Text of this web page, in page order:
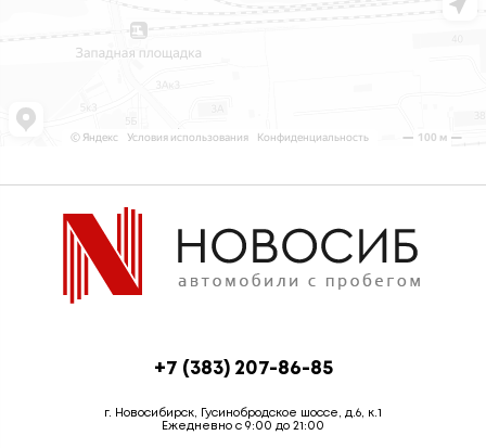
+7 (383) 207-86-85
г. Новосибирск, Гусинобродское шоссе, д.6, к.1
Ежедневно с 9:00 до 21:00